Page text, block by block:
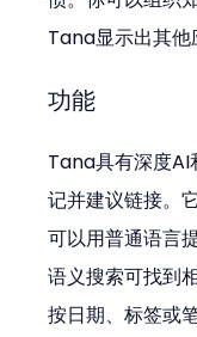
Tana显示出其他
功能
Tana具有深度AI
记并建议链接。
可以用普通语言
语义搜索可找到
按日期、标签或